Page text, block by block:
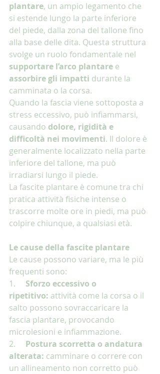
plantare, un ampio legamento che
si estende lungo la parte inferiore
del piede, dalla zona del tallone fino
alla base delle dita. Questa struttura
svolge un ruolo fondamentale nel
supportare l’arco plantare e
assorbire gli impatti durante la
camminata o la corsa.
Quando la fascia viene sottoposta a
stress eccessivo, può infiammarsi,
causando dolore, rigidità e
difficoltà nei movimenti. Il dolore è
generalmente localizzato nella parte
inferiore del tallone, ma può
irradiarsi lungo il piede.
La fascite plantare è comune tra chi
pratica attività fisiche intense o
trascorre molte ore in piedi, ma può
colpire chiunque, a qualsiasi età.
Le cause della fascite plantare
Le cause possono variare, ma le più
frequenti sono:
1. Sforzo eccessivo o
ripetitivo: attività come la corsa o il
salto possono sovraccaricare la
fascia plantare, provocando
microlesioni e infiammazione.
2. Postura scorretta o andatura
alterata: camminare o correre con
un allineamento non corretto può